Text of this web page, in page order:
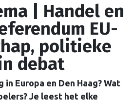
| Handel en
EU-
politieke
debat
Europa en Den Haag? Wat
Je leest het elke